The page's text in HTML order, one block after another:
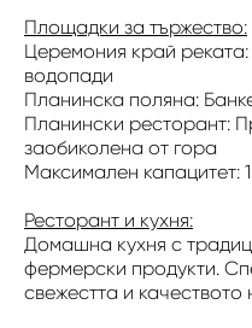
Площадки за тържество:
Церемония край
водопади
Планинска поляна:
Планински ресторант:
заобиколена от гора
Максимален капацитет:
Ресторант и кухня:
Домашна кухня с
фермерски продукти.
свежестта и качеството